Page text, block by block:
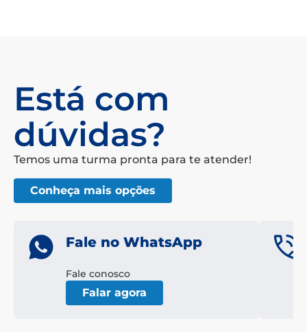
Está com
dúvidas?
Temos uma turma pronta para te atender!
Conheça mais opções
Fale no WhatsApp
Fale conosco
Falar agora